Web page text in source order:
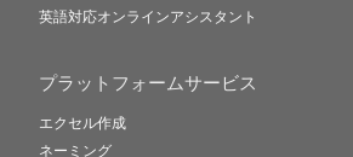
英語対応オンラインアシスタント
プラットフォームサービス
エクセル作成
ネーミング